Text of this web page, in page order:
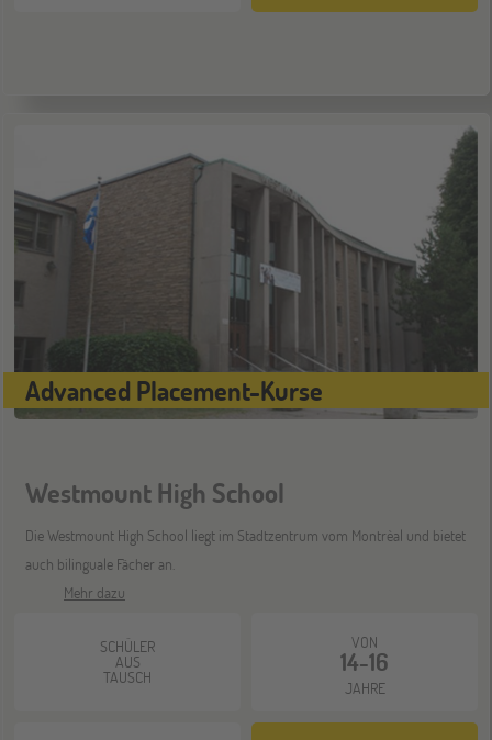
Jugendbildungsmesse JuBi
Schüleraustausch-Infoabend (Ozeanien &
08
DEZ
ONLINE
Schüleraustausch-Infoabend (Europa)
DEZ
ONLINE
Schüleraustausch-Infoabend (Ozeanien &
Nordamerika)
Advanced Placement-Kurse
Westmount High School
Die Westmount High School liegt im Stadtzentrum vom Montrèal und bietet
auch bilinguale Fächer an.
Mehr dazu
SCHÜLER
AUS
TAUSCH
VON
14-16
JAHRE